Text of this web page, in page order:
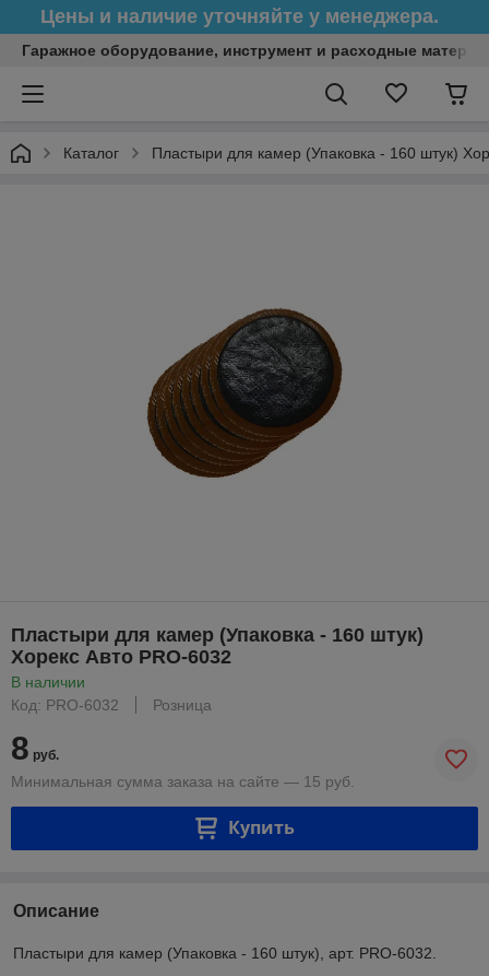
Цены и наличие уточняйте у менеджера.
Гаражное оборудование, инструмент и расходные
Каталог Пластыри для камер (Упаковка - 160 штук)
Пластыри для камер (Упаковка - 160 штук)
Хорекс Авто PRO-6032
В наличии
Код: PRO-6032
Розница
8 руб.
Минимальная сумма заказа на сайте — 15 руб.
Купить
Описание
Пластыри для камер (Упаковка - 160 штук), арт. PRO-6032.